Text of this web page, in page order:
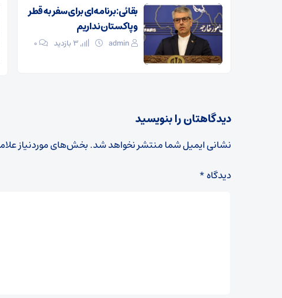
بقائی: برنامه‌ای برای سفر به قطر
و پاکستان نداریم
admin ۰
دیدگاهتان را بنویسید
نشانی ایمیل شما منتشر نخواهد شد.بخش‌های موردنیاز
دیدگاه*